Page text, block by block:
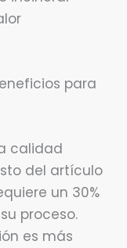
para
calidad
del artículo
un 30%
proceso.
es más